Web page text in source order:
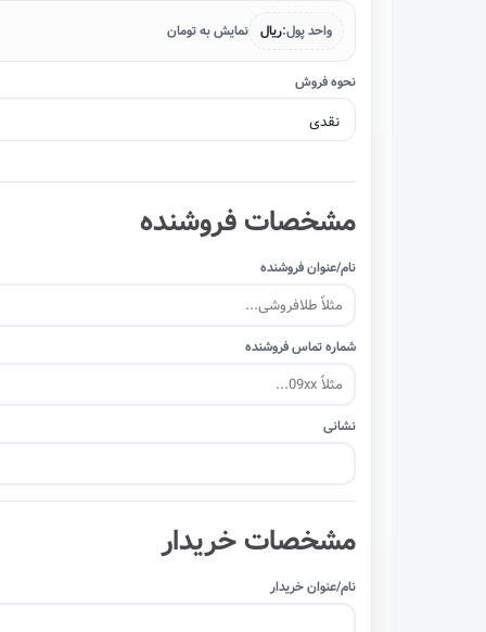
واحد پول:ریال نمایش به تومان
نحوه فروش
مشخصات فروشنده
نام/عنوان فروشنده
شماره تماس فروشنده
نشانی
مشخصات خریدار
نام/عنوان خریدار